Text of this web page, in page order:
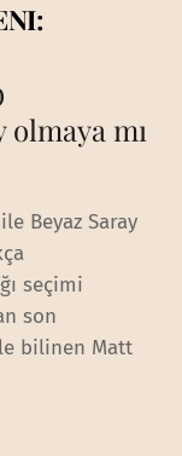
olmaya mı
Beyaz Saray
seçimi
son
bilinen Matt